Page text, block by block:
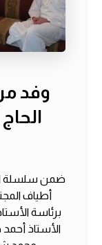
وفد
ضمن سلسلة
أطياف
برئاسة
الأستاذ